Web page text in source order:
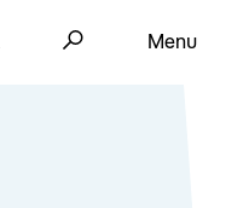
Menu